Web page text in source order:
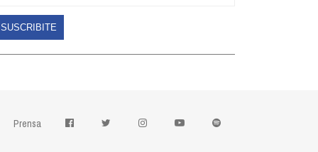
SUSCRIBITE
Prensa